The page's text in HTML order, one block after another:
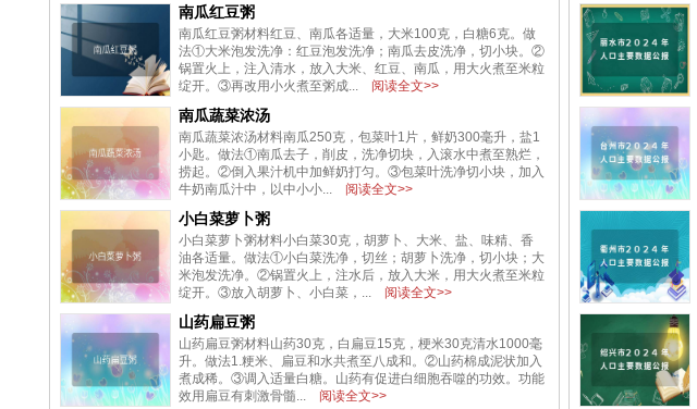
南瓜红豆粥
南瓜红豆粥材料红豆、南瓜各适量，大米100克，白糖6克。做
法①大米泡发洗净：红豆泡发洗净；南瓜去皮洗净，切小块。②
锅置火上，注入清水，放入大米、红豆、南瓜，用大火煮至米粒
绽开。③再改用小火煮至粥成...
阅读全文>>
南瓜蔬菜浓汤
南瓜蔬菜浓汤材料南瓜250克，包菜叶1片，鲜奶300毫升，盐1
小匙。做法①南瓜去子，削皮，洗净切块，入滚水中煮至熟烂，
捞起。②倒入果汁机中加鲜奶打匀。③包菜叶洗净切小块，加入
牛奶南瓜汁中，以中小小...
阅读全文>>
小白菜萝卜粥
小白菜萝卜粥材料小白菜30克，胡萝卜、大米、盐、味精、香
油各适量。做法①小白菜洗净，切丝；胡萝卜洗净，切小块；大
米泡发洗净。②锅置火上，注水后，放入大米，用大火煮至米粒
绽开。③放入胡萝卜、小白菜，...
阅读全文>>
山药扁豆粥
山药扁豆粥材料山药30克，白扁豆15克，梗米30克清水1000毫
升。做法1.粳米、扁豆和水共煮至八成和。②山药棉成泥状加入
煮成稀。③调入适量白糖。山药有促进白细胞吞噬的功效。功能
效用扁豆有刺激骨髓...
阅读全文>>